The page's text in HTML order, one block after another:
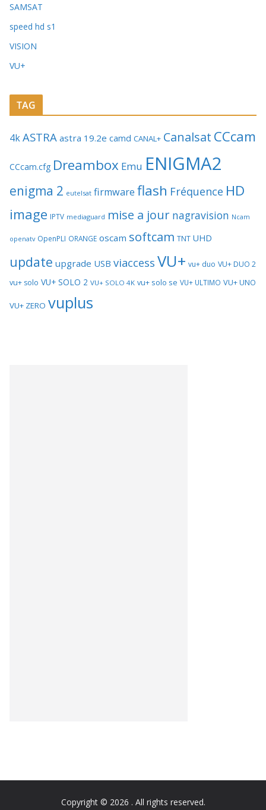
SAMSAT
speed hd s1
VISION
VU+
TAG
4kASTRA astra 19.2e camd CANAL+ Canalsat CCcam
CCcam.cfg Dreambox Emu ENIGMA2
enigma 2 eutelsat firmware flash Fréquence HD
image IPTV mediaguard mise a jour nagravision Ncam
openatv OpenPLI ORANGE oscam softcam TNT UHD
update upgrade USB viaccess VU+ vu+ duo VU+ DUO 2
vu+ solo VU+ SOLO 2 VU+ SOLO 4K vu+ solo se VU+ ULTIMO VU+ UNO
VU+ ZERO vuplus
Copyright © 2026 . All rights reserved.